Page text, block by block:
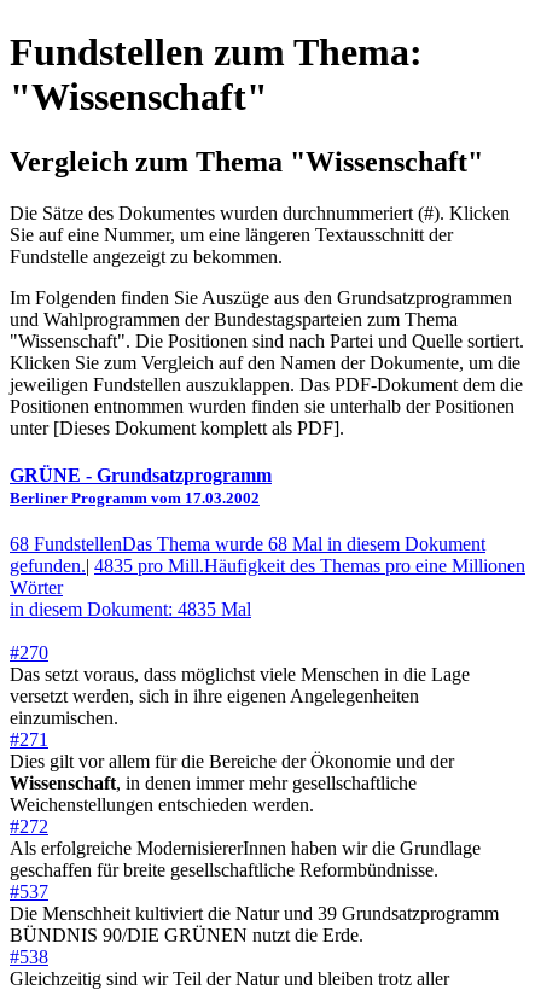
Fundstellen zum Thema:
"Wissenschaft"
Vergleich zum Thema "Wissenschaft"
Die Sätze des Dokum­entes wurden durch­nummeriert (#). Klicken
Sie auf eine Nummer, um eine längeren Textausschnitt der
Fundstelle angezeigt zu bekommen.
Im Folgenden finden Sie Auszüge aus den Grundsatz­program­men
und Wahl­program­men der Bundes­tags­parteien zum Thema
"Wissenschaft". Die Posi­tionen sind nach Partei und Quelle sortiert.
Klicken Sie zum Vergleich auf den Namen der Dokumente, um die
jeweiligen Fundstellen aus­zu­klappen. Das PDF-Dokument dem die
Posi­tionen entnommen wurden finden sie unterhalb der Positionen
unter [Dieses Dokument komplett als PDF].
GRÜNE - Grundsatzprogramm
Berliner Programm vom 17.03.2002
68 FundstellenDas Thema wurde 68 Mal in diesem Dokument
gefunden.| 4835 pro Mill.Häufigkeit des Themas pro eine Millionen
Wörter
in diesem Dokument: 4835 Mal
#270
Das setzt voraus, dass möglichst viele Menschen in die Lage
versetzt werden, sich in ihre eigenen Angelegenheiten
einzumischen.
#271
Dies gilt vor allem für die Bereiche der Ökonomie und der
Wissenschaft, in denen immer mehr gesellschaftliche
Weichenstellungen entschieden werden.
#272
Als erfolgreiche ModernisiererInnen haben wir die Grundlage
geschaffen für breite gesellschaftliche Reformbündnisse.
#537
Die Menschheit kultiviert die Natur und 39 Grundsatzprogramm
BÜNDNIS 90/DIE GRÜNEN nutzt die Erde.
#538
Gleichzeitig sind wir Teil der Natur und bleiben trotz aller